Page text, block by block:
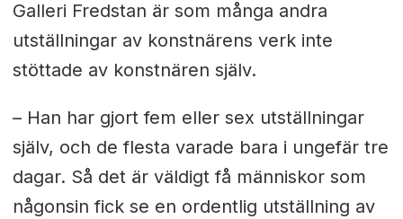
Galleri Fredstan är som många andra
utställningar av konstnärens verk inte
stöttade av konstnären själv.
– Han har gjort fem eller sex utställningar
själv, och de flesta varade bara i ungefär tre
dagar. Så det är väldigt få människor som
någonsin fick se en ordentlig utställning av